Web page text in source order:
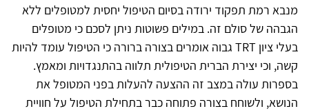
מנבא רמת תפקוד ירודה בסיום הטיפול יחסית למטופלים ללא
הגבהה של סולם זה. במילים פשוטות ניתן לסכם כי מטופלים
בעלי ציון TRT גבוה אומרים בצורה ברורה כי הטיפול עומד להיות
קשה, וכי יצירת הברית הטיפולית תלווה בהתנגדויות ומאמץ.
בספרות עולה במצב זה ההצעה להעלות בפני המטופל את
הנושא, ולשוחח בצורה פתוחה כבר בתחילת הטיפול על חוויית